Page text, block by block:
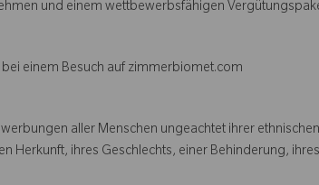
und einem wettbewerbsfähigen
einem Besuch auf zimmerbiomet.com
aller Menschen ungeachtet ihrer
Herkunft, ihres Geschlechts, einer Behinderung,